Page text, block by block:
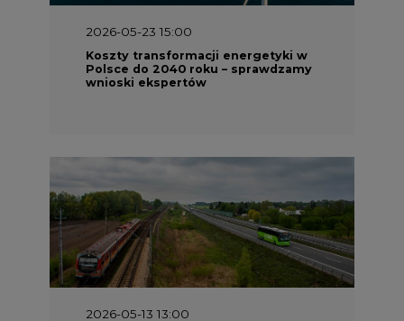
2026-05-23 15:00
Koszty transformacji energetyki w
Polsce do 2040 roku – sprawdzamy
wnioski ekspertów
2026-05-13 13:00